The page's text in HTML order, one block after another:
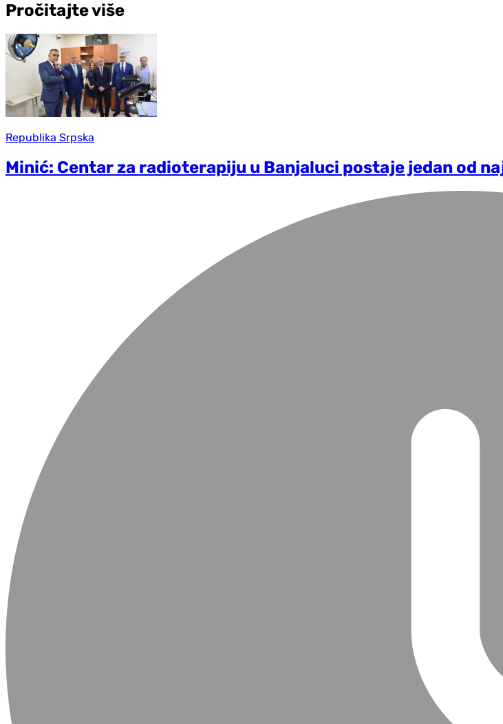
Pročitajte više
Republika Srpska
Minić: Centar za radioterapiju u Banjaluci postaje jedan od